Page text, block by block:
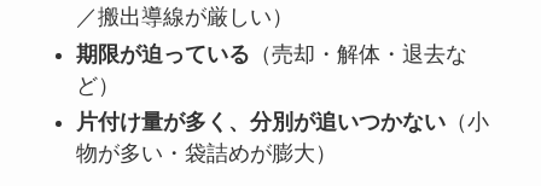
／搬出導線が厳しい）
期限が迫っている （売却・解体・退去な
ど）
片付け量が多く、分別が追いつかない（小
物が多い・袋詰めが膨大）